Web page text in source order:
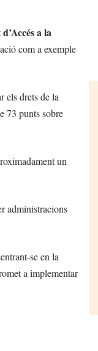
a la
com a exemple
els drets de la
73 punts sobre
un
administracions
se en la
a implementar